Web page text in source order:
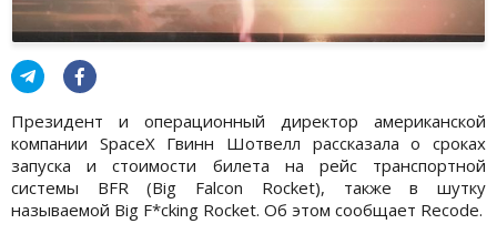
Президент и операционный директор американской
компании SpaceX Гвинн Шотвелл рассказала о сроках
запуска и стоимости билета на рейс транспортной
системы BFR (Big Falcon Rocket), также в шутку
называемой Big F*cking Rocket. Об этом сообщает Recode.